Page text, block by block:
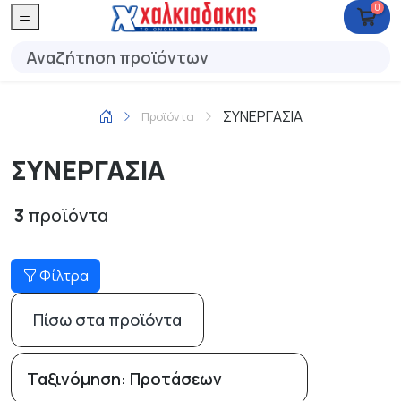
0
Προϊόντα ΣΥΝΕΡΓΑΣΙΑ
ΣΥΝΕΡΓΑΣΙΑ
3 προϊόντα
Φίλτρα
Πίσω στα προϊόντα